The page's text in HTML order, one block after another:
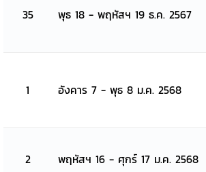
35 พุธ 18 - พฤหัสฯ 19 ธ.ค. 2567
1 อังคาร 7 - พุธ 8 ม.ค. 2568
2 พฤหัสฯ 16 - ศุกร์ 17 ม.ค. 2568